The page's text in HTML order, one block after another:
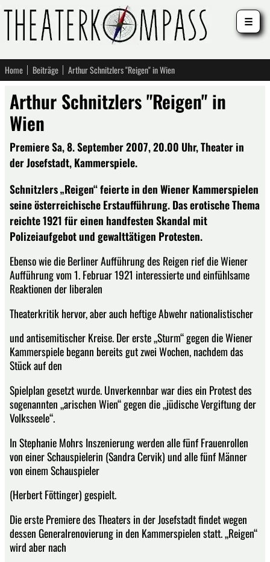
Home Beiträge Arthur Schnitzlers "Reigen" in Wien
Arthur Schnitzlers "Reigen" in
Wien
Premiere Sa, 8. September 2007, 20.00 Uhr, Theater in
der Josefstadt, Kammerspiele.
Schnitzlers „Reigen“ feierte in den Wiener Kammerspielen
seine österreichische Erstaufführung. Das erotische Thema
reichte 1921 für einen handfesten Skandal mit
Polizeiaufgebot und gewalttätigen Protesten.
Ebenso wie die Berliner Aufführung des Reigen rief die Wiener
Aufführung vom 1. Februar 1921 interessierte und einfühlsame
Reaktionen der liberalen
Theaterkritik hervor, aber auch heftige Abwehr nationalistischer
und antisemitischer Kreise. Der erste „Sturm“ gegen die Wiener
Kammerspiele begann bereits gut zwei Wochen, nachdem das
Stück auf den
Spielplan gesetzt wurde. Unverkennbar war dies ein Protest des
sogenannten „arischen Wien“ gegen die „jüdische Vergiftung der
Volksseele“.
In Stephanie Mohrs Inszenierung werden alle fünf Frauenrollen
von einer Schauspielerin (Sandra Cervik) und alle fünf Männer
von einem Schauspieler
(Herbert Föttinger) gespielt.
Die erste Premiere des Theaters in der Josefstadt findet wegen
dessen Generalrenovierung in den Kammerspielen statt. „Reigen“
wird aber nach
☰